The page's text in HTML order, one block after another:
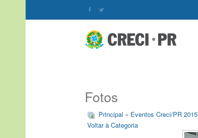
Fotos
Principal » Eventos Creci/PR 2015
Voltar à Categoria